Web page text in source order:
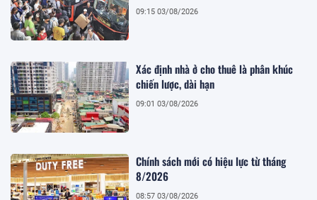
09:15 03/08/2026
Xác định nhà ở cho thuê là phân khúc
chiến lược, dài hạn
09:01 03/08/2026
Chính sách mới có hiệu lực từ tháng
8/2026
08:57 03/08/2026